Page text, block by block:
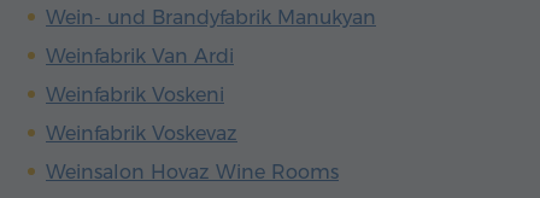
Wein- und Brandyfabrik Manukyan
Weinfabrik Van Ardi
Weinfabrik Voskeni
Weinfabrik Voskevaz
Weinsalon Hovaz Wine Rooms